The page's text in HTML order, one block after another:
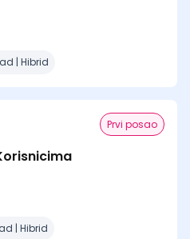
| Hibrid
Prvi posao
| Hibrid